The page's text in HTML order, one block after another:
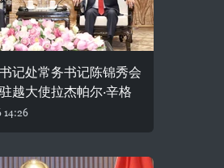
记处常务书记陈锦秀会
越大使拉杰帕尔·辛格
14:26